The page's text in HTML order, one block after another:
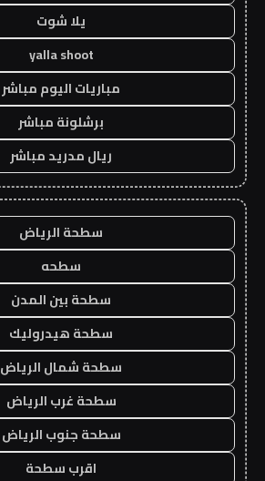
يلا شوت
yalla shoot
مباريات اليوم مباشر
برشلونة مباشر
ريال مدريد مباشر
سطحة الرياض
سطحه
سطحة بين المدن
سطحة هيدروليك
سطحة شمال الرياض
سطحة غرب الرياض
سطحة جنوب الرياض
اقرب سطحة